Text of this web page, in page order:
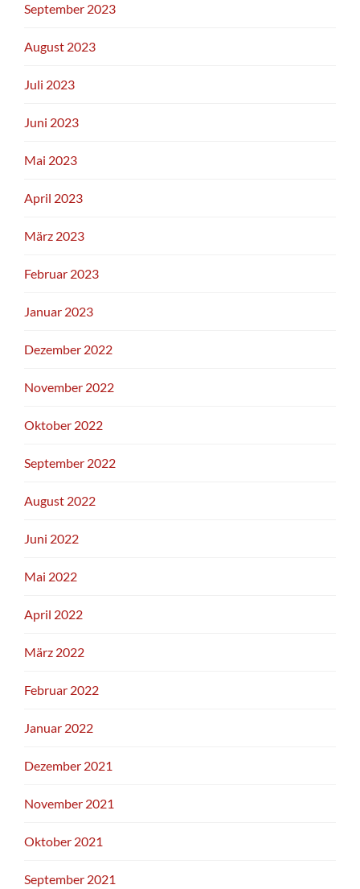
September 2023
August 2023
Juli 2023
Juni 2023
Mai 2023
April 2023
März 2023
Februar 2023
Januar 2023
Dezember 2022
November 2022
Oktober 2022
September 2022
August 2022
Juni 2022
Mai 2022
April 2022
März 2022
Februar 2022
Januar 2022
Dezember 2021
November 2021
Oktober 2021
September 2021